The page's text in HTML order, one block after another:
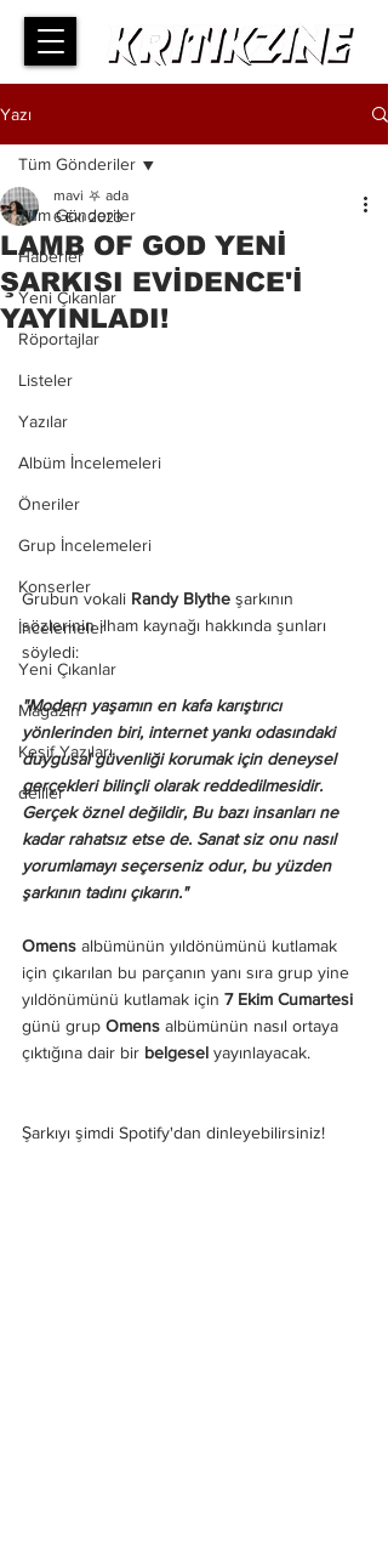
Yazı
Tüm Gönderiler
Haberler
Yeni Çıkanlar
Röportajlar
Listeler
Yazılar
Albüm İncelemeleri
Öneriler
Grup İncelemeleri
Konserler
İncelemeler
Yeni Çıkanlar
Magazin
Keşif Yazıları
deliler
Tüm Gönderiler
LAMB OF GOD YENİ
ŞARKISI EVİDENCE'İ
YAYINLADI!
mavi ⛧ ada
6 Eki 2023
Grubun vokali Randy Blythe şarkının
sözlerinin ilham kaynağı hakkında şunları
söyledi:
"Modern yaşamın en kafa karıştırıcı
yönlerinden biri, internet yankı odasındaki
duygusal güvenliği korumak için deneysel
gerçekleri bilinçli olarak reddedilmesidir.
Gerçek öznel değildir, Bu bazı insanları ne
kadar rahatsız etse de. Sanat siz onu nasıl
yorumlamayı seçerseniz odur, bu yüzden
şarkının tadını çıkarın."
Omens albümünün yıldönümünü kutlamak
için çıkarılan bu parçanın yanı sıra grup yine
yıldönümünü kutlamak için 7 Ekim Cumartesi
günü grup Omens albümünün nasıl ortaya
çıktığına dair bir belgesel yayınlayacak.
Şarkıyı şimdi Spotify'dan dinleyebilirsiniz!